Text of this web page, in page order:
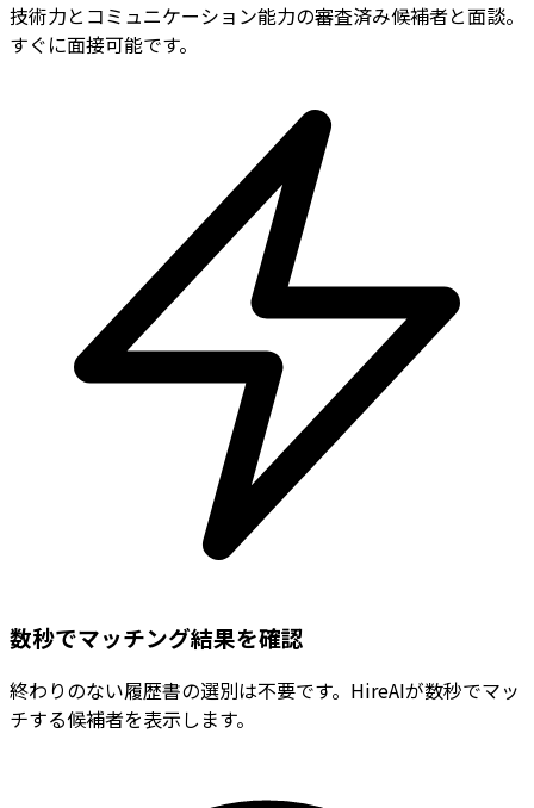
技術力とコミュニケーション能力の審査済み候補者と面談。
すぐに面接可能です。
数秒でマッチング結果を確認
終わりのない履歴書の選別は不要です。HireAIが数秒でマッ
チする候補者を表示します。